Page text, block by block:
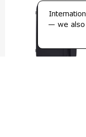
— we also